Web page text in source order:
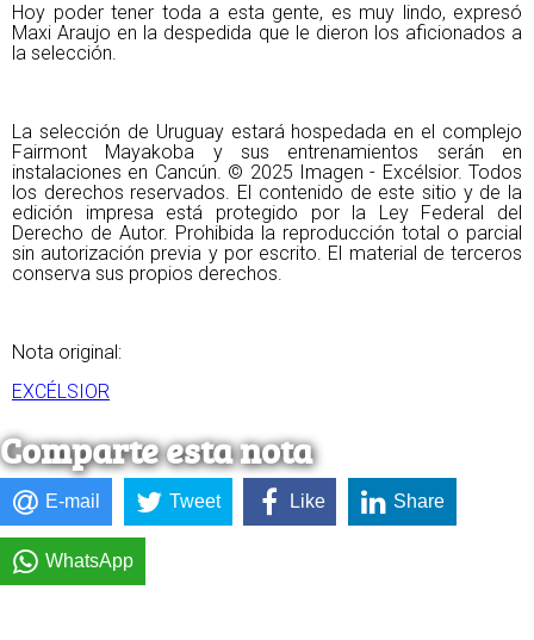
Hoy poder tener toda a esta gente, es muy lindo, expresó
Maxi Araujo en la despedida que le dieron los aficionados a
la selección.
La selección de Uruguay estará hospedada en el complejo
Fairmont Mayakoba y sus entrenamientos serán en
instalaciones en Cancún. © 2025 Imagen - Excélsior. Todos
los derechos reservados. El contenido de este sitio y de la
edición impresa está protegido por la Ley Federal del
Derecho de Autor. Prohibida la reproducción total o parcial
sin autorización previa y por escrito. El material de terceros
conserva sus propios derechos.
Nota original:
EXCÉLSIOR
Comparte esta nota
E-mail Tweet Like Share
WhatsApp